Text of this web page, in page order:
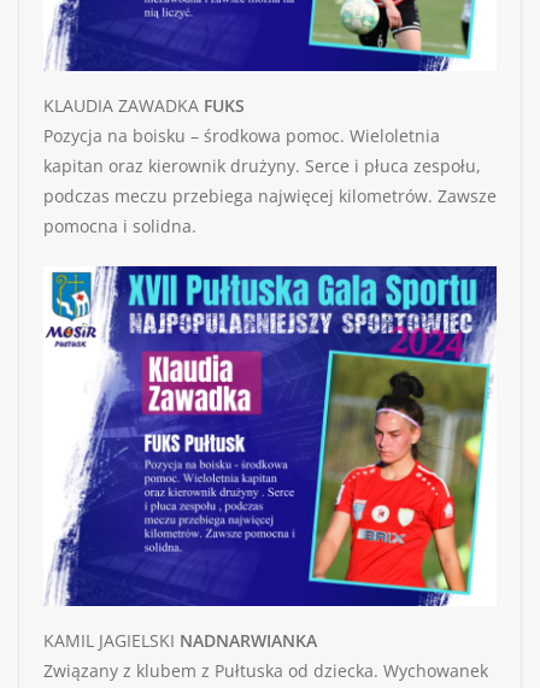
KLAUDIA ZAWADKA FUKS
Pozycja na boisku – środkowa pomoc. Wieloletnia
kapitan oraz kierownik drużyny. Serce i płuca zespołu,
podczas meczu przebiega najwięcej kilometrów. Zawsze
pomocna i solidna.
KAMIL JAGIELSKI NADNARWIANKA
Związany z klubem z Pułtuska od dziecka. Wychowanek